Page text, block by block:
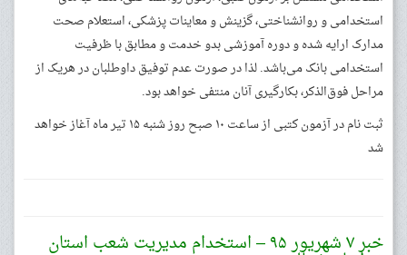
استخدامی و روانشناختی، گزینش و معاینات پزشکی، استعلام صحت
مدارک ارایه شده و دوره آموزشی بدو خدمت و مطابق با ظرفیت
استخدامی بانک می‌باشد. لذا در صورت عدم توفیق داوطلبان در هریک از
مراحل فوق‌الذکر، بکارگیری آنان منتفی خواهد بود.
ثبت نام در آزمون کتبی از ساعت ۱۰ صبح روز ‌شنبه ۱۵ تیر ماه آغاز خواهد
شد
خبر ۷ شهریور ۹۵ – استخدام مدیریت شعب استان